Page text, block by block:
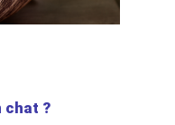
chat ?